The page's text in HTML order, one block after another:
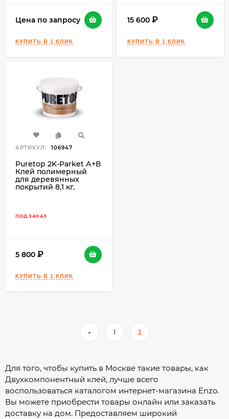
Цена по запросу 15 600
АРТИКУЛ: 106947
Puretop 2K-Parket А+В
Клей полимерный
для деревянных
покрытий 8,1 кг.
ПОД ЗАКАЗ
5 800
← 1 2
Для того, чтобы купить в Москве такие товары, как
Двухкомпонентный клей, лучше всего
воспользоваться каталогом интернет-магазина Enzo.
Вы можете приобрести товары онлайн или заказать
доставку на дом. Предоставляем широкий